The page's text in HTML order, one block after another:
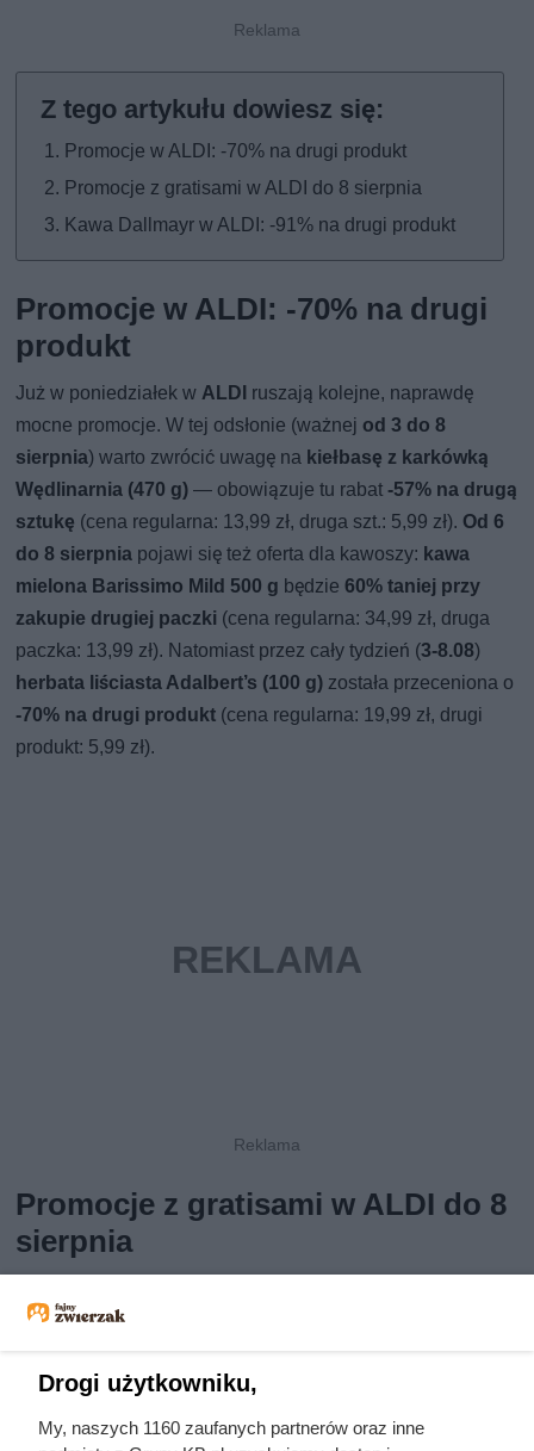
Promocje w ALDI: -70% na drugi produkt
Promocje z gratisami w ALDI do 8 sierpnia
Kawa Dallmayr w ALDI: -91% na drugi produkt
Promocje w ALDI: -70% na drugi
produkt
Już w poniedziałek wALDI ruszają kolejne, naprawdę
mocne promocje. W tej odsłonie (ważnej od 3 do 8
sierpnia) warto zwrócić uwagę na kiełbasę z karkówką
Wędlinarnia (470 g) — obowiązuje tu rabat-57% na drugą
sztukę (cena regularna: 13,99 zł, druga szt.: 5,99 zł). Od 6
do 8 sierpnia pojawi się też oferta dla kawoszy: kawa
mielona Barissimo Mild 500 g będzie60% taniej przy
zakupie drugiej paczki (cena regularna: 34,99 zł, druga
paczka: 13,99 zł). Natomiast przez cały tydzień (3-8.08)
herbata liściasta Adalbert’s (100 g) została przeceniona o
-70% na drugi produkt (cena regularna: 19,99 zł, drugi
produkt: 5,99 zł).
Promocje z gratisami w ALDI do 8
sierpnia
z gratisami w
w akcji1+1 gratis! Obowiązuje limit
soboty (
3-8.08 ) w promocji 2+2 gratisznajdziesz
Drogi użytkowniku,
My, naszych 1160 zaufanych partnerów oraz inne